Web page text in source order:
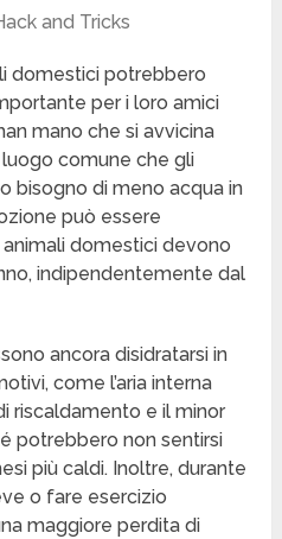
and Tricks
domestici potrebbero
per i loro amici
mano che si avvicina
luogo comune che gli
bisogno di meno acqua in
può essere
domestici devono
indipendentemente dal
ancora disidratarsi in
come l’aria interna
riscaldamento e il minor
potrebbero non sentirsi
più caldi. Inoltre, durante
o fare esercizio
maggiore perdita di